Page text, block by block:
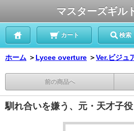
マスターズギル
カート 検索
ホーム ＞ Lycee overture ＞Ver.ビジュ
前の商品へ
馴れ合いを嫌う、元・天才子